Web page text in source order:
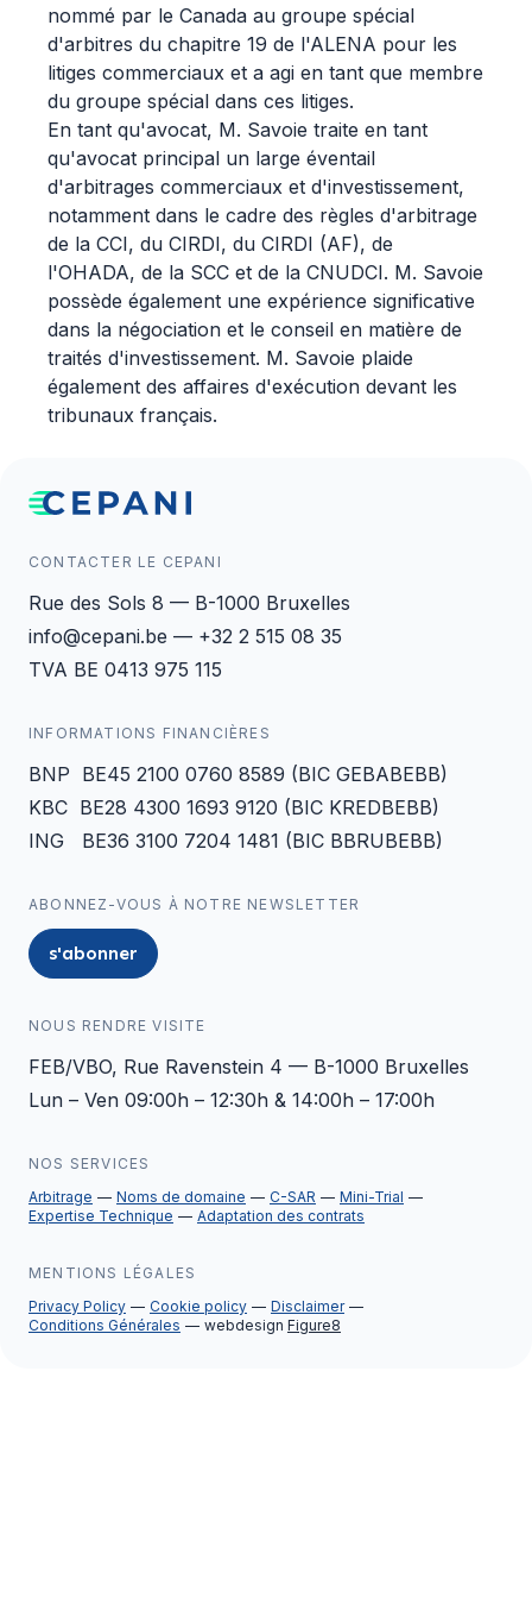
nommé par le Canada au groupe spécial
d'arbitres du chapitre 19 de l'ALENA pour les
litiges commerciaux et a agi en tant que membre
du groupe spécial dans ces litiges.
En tant qu'avocat, M. Savoie traite en tant
qu'avocat principal un large éventail
d'arbitrages commerciaux et d'investissement,
notamment dans le cadre des règles d'arbitrage
de la CCI, du CIRDI, du CIRDI (AF), de
l'OHADA, de la SCC et de la CNUDCI. M. Savoie
possède également une expérience significative
dans la négociation et le conseil en matière de
traités d'investissement. M. Savoie plaide
également des affaires d'exécution devant les
tribunaux français.
CONTACTER LE CEPANI
Rue des Sols 8 — B-1000 Bruxelles
info@cepani.be — +32 2 515 08 35
TVA BE 0413 975 115
INFORMATIONS FINANCIÈRES
BNP BE45 2100 0760 8589 (BIC GEBABEBB)
KBC BE28 4300 1693 9120 (BIC KREDBEBB)
ING BE36 3100 7204 1481 (BIC BBRUBEBB)
ABONNEZ-VOUS À NOTRE NEWSLETTER
s'abonner
NOUS RENDRE VISITE
FEB/VBO, Rue Ravenstein 4 — B-1000 Bruxelles
Lun – Ven 09:00h – 12:30h & 14:00h – 17:00h
NOS SERVICES
Arbitrage
Noms de domaine C-SAR
Mini-Trial
Expertise Technique
Adaptation des contrats
MENTIONS LÉGALES
Privacy Policy
Cookie policy
Disclaimer
Conditions Générales
webdesign Figure8